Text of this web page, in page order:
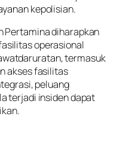
kepolisian.
Pertamina diharapkan
operasional
termasuk
akses fasilitas
peluang
terjadi insiden dapat